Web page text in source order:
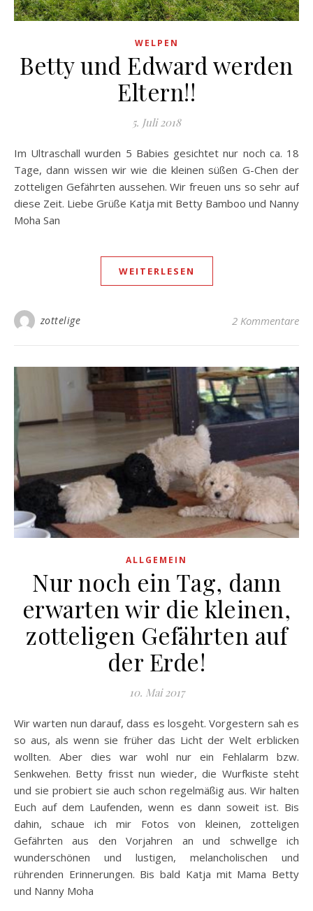
WELPEN
Betty und Edward werden
Eltern!!
5. Juli 2018
Im Ultraschall wurden 5 Babies gesichtet nur noch ca. 18
Tage, dann wissen wir wie die kleinen süßen G-Chen der
zotteligen Gefährten aussehen. Wir freuen uns so sehr auf
diese Zeit. Liebe Grüße Katja mit Betty Bamboo und Nanny
Moha San
WEITERLESEN
zottelige 2 Kommentare
ALLGEMEIN
Nur noch ein Tag, dann
erwarten wir die kleinen,
zotteligen Gefährten auf
der Erde!
10. Mai 2017
Wir warten nun darauf, dass es losgeht. Vorgestern sah es
so aus, als wenn sie früher das Licht der Welt erblicken
wollten. Aber dies war wohl nur ein Fehlalarm bzw.
Senkwehen. Betty frisst nun wieder, die Wurfkiste steht
und sie probiert sie auch schon regelmäßig aus. Wir halten
Euch auf dem Laufenden, wenn es dann soweit ist. Bis
dahin, schaue ich mir Fotos von kleinen, zotteligen
Gefährten aus den Vorjahren an und schwellge ich
wunderschönen und lustigen, melancholischen und
rührenden Erinnerungen. Bis bald Katja mit Mama Betty
und Nanny Moha